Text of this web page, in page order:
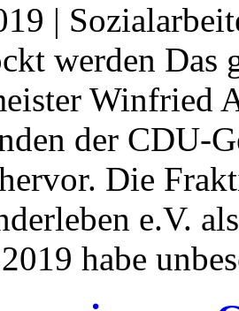
|
werden Das
Winfried
der CDU-
Die
e.V.
habe